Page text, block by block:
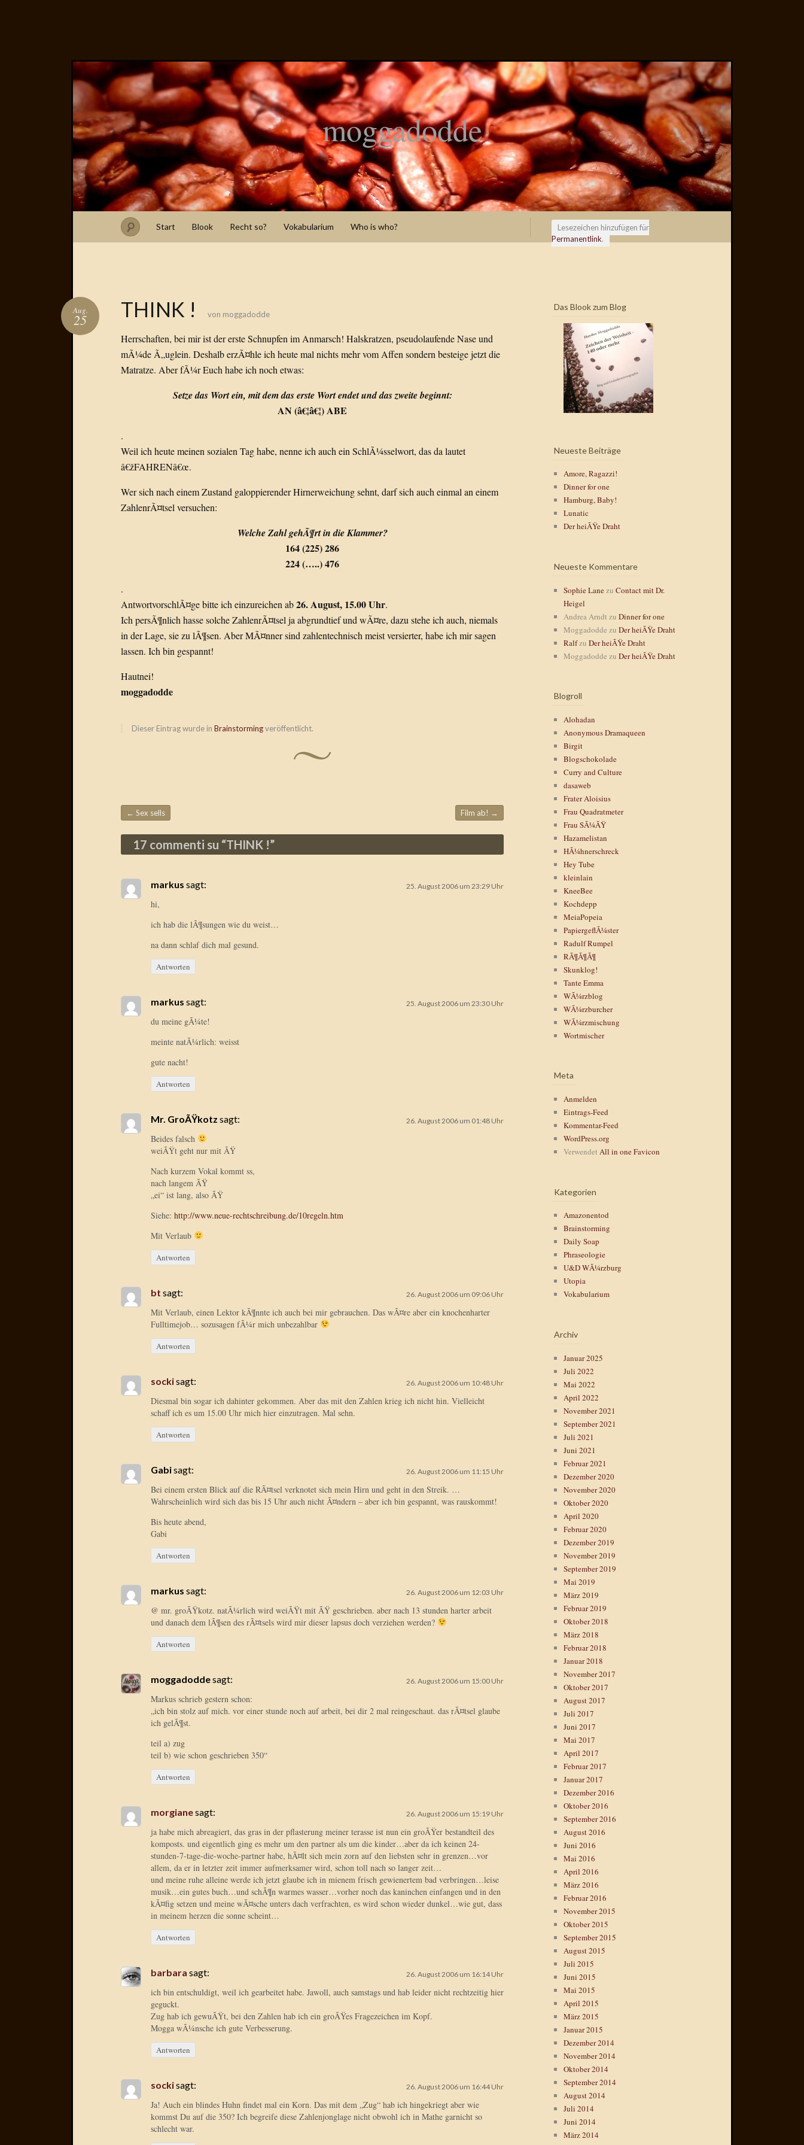
moggadodde
Start Blook Recht so? Vokabularium Who is who?
Lesezeichen hinzufügen für
Permanentlink.
THINK !
Aug.
25 von moggadodde
Herrschaften, bei mir ist der erste Schnupfen im Anmarsch! Halskratzen, pseudolaufende Nase und
mÃ¼de Ã„uglein. Deshalb erzÃ¤hle ich heute mal nichts mehr vom Affen sondern besteige jetzt die
Matratze. Aber fÃ¼r Euch habe ich noch etwas:
Setze das Wort ein, mit dem das erste Wort endet und das zweite beginnt:
AN (â€¦â€¦) ABE
.
Weil ich heute meinen sozialen Tag habe, nenne ich auch ein SchlÃ¼sselwort, das da lautet
â€žFAHRENâ€œ.
Wer sich nach einem Zustand galoppierender Hirnerweichung sehnt, darf sich auch einmal an einem
ZahlenrÃ¤tsel versuchen:
Welche Zahl gehÃ¶rt in die Klammer?
164 (225) 286
224 (…..) 476
.
AntwortvorschlÃ¤ge bitte ich einzureichen ab26. August, 15.00 Uhr.
Ich persÃ¶nlich hasse solche ZahlenrÃ¤tsel ja abgrundtief und wÃ¤re, dazu stehe ich auch, niemals
in der Lage, sie zu lÃ¶sen. Aber MÃ¤nner sind zahlentechnisch meist versierter, habe ich mir sagen
lassen. Ich bin gespannt!
Hautnei!
moggadodde
Dieser Eintrag wurde in Brainstormingveröffentlicht.
Beitragsnavigation
← Sex sells Film ab! →
17 commenti su “THINK !”
markus sagt: 25. August 2006 um 23:29 Uhr
hi,
ich hab die lÃ¶sungen wie du weist…
na dann schlaf dich mal gesund.
Antworten
markus sagt: 25. August 2006 um 23:30 Uhr
du meine gÃ¼te!
meinte natÃ¼rlich: weisst
gute nacht!
Antworten
Mr. GroÃŸkotz sagt: 26. August 2006 um 01:48 Uhr
Beides falsch
weiÃŸt geht nur mit ÃŸ
Nach kurzem Vokal kommt ss,
nach langem ÃŸ
„ei“ ist lang, also ÃŸ
Siehe: http://www.neue-rechtschreibung.de/10regeln.htm
Mit Verlaub
Antworten
bt sagt: 26. August 2006 um 09:06 Uhr
Mit Verlaub, einen Lektor kÃ¶nnte ich auch bei mir gebrauchen. Das wÃ¤re aber ein knochenharter
Fulltimejob… sozusagen fÃ¼r mich unbezahlbar
Antworten
sockisagt: 26. August 2006 um 10:48 Uhr
Diesmal bin sogar ich dahinter gekommen. Aber das mit den Zahlen krieg ich nicht hin. Vielleicht
schaff ich es um 15.00 Uhr mich hier einzutragen. Mal sehn.
Antworten
Gabisagt: 26. August 2006 um 11:15 Uhr
Bei einem ersten Blick auf die RÃ¤tsel verknotet sich mein Hirn und geht in den Streik. …
Wahrscheinlich wird sich das bis 15 Uhr auch nicht Ã¤ndern – aber ich bin gespannt, was rauskommt!
Bis heute abend,
Gabi
Antworten
markus sagt: 26. August 2006 um 12:03 Uhr
@ mr. groÃŸkotz. natÃ¼rlich wird weiÃŸt mit ÃŸ geschrieben. aber nach 13 stunden harter arbeit
und danach dem lÃ¶sen des rÃ¤tsels wird mir dieser lapsus doch verziehen werden?
Antworten
moggadoddesagt: 26. August 2006 um 15:00 Uhr
Markus schrieb gestern schon:
„ich bin stolz auf mich. vor einer stunde noch auf arbeit, bei dir 2 mal reingeschaut. das rÃ¤tsel glaube
ich gelÃ¶st.
teil a) zug
teil b) wie schon geschrieben 350“
Antworten
morgianesagt: 26. August 2006 um 15:19 Uhr
ja habe mich abreagiert, das gras in der pflasterung meiner terasse ist nun ein groÃŸer bestandteil des
komposts. und eigentlich ging es mehr um den partner als um die kinder…aber da ich keinen 24-
stunden-7-tage-die-woche-partner habe, hÃ¤lt sich mein zorn auf den liebsten sehr in grenzen…vor
allem, da er in letzter zeit immer aufmerksamer wird, schon toll nach so langer zeit…
und meine ruhe alleine werde ich jetzt glaube ich in mienem frisch gewienertem bad verbringen…leise
musik…ein gutes buch…und schÃ¶n warmes wasser…vorher noch das kaninchen einfangen und in den
kÃ¤fig setzen und meine wÃ¤sche unters dach verfrachten, es wird schon wieder dunkel…wie gut, dass
in meinem herzen die sonne scheint…
Antworten
barbara sagt: 26. August 2006 um 16:14 Uhr
ich bin entschuldigt, weil ich gearbeitet habe. Jawoll, auch samstags und hab leider nicht rechtzeitig hier
geguckt.
Zug hab ich gewuÃŸt, bei den Zahlen hab ich ein groÃŸes Fragezeichen im Kopf.
Mogga wÃ¼nsche ich gute Verbesserung.
Antworten
sockisagt: 26. August 2006 um 16:44 Uhr
Ja! Auch ein blindes Huhn findet mal ein Korn. Das mit dem „Zug“ hab ich hingekriegt aber wie
kommst Du auf die 350? Ich begreife diese Zahlenjonglage nicht obwohl ich in Mathe garnicht so
schlecht war.
Das Blook zum Blog
Neueste Beiträge
Amore, Ragazzi!
Dinner for one
Hamburg, Baby!
Lunatic
Der heiÃŸe Draht
Neueste Kommentare
Sophie Lanezu Contact mit Dr.
Heigel
Andrea Arndt zu Dinner for one
Moggadodde zu Der heiÃŸe Draht
Ralfzu Der heiÃŸe Draht
Moggadodde zu Der heiÃŸe Draht
Blogroll
Alohadan
Anonymous Dramaqueen
Birgit
Blogschokolade
Curry and Culture
dasaweb
Frater Aloisius
Frau Quadratmeter
Frau SÃ¼ÃŸ
Hazamelistan
HÃ¼hnerschreck
Hey Tube
kleinlain
KneeBee
Kochdepp
MeiaPopeia
PapiergeflÃ¼ster
Radulf Rumpel
RÃ¶Ã¶Ã¶
Skunklog!
Tante Emma
WÃ¼rzblog
WÃ¼rzburcher
WÃ¼rzmischung
Wortmischer
Meta
Anmelden
Eintrags-Feed
Kommentar-Feed
WordPress.org
Verwendet All in one Favicon
Kategorien
Amazonentod
Brainstorming
Daily Soap
Phraseologie
U&D WÃ¼rzburg
Utopia
Vokabularium
Archiv
Januar 2025
Juli 2022
Mai 2022
April 2022
November 2021
September 2021
Juli 2021
Juni 2021
Februar 2021
Dezember 2020
November 2020
Oktober 2020
April 2020
Februar 2020
Dezember 2019
November 2019
September 2019
Mai 2019
März 2019
Februar 2019
Oktober 2018
März 2018
Februar 2018
Januar 2018
November 2017
Oktober 2017
August 2017
Juli 2017
Juni 2017
Mai 2017
April 2017
Februar 2017
Januar 2017
Dezember 2016
Oktober 2016
September 2016
August 2016
Juni 2016
Mai 2016
April 2016
März 2016
Februar 2016
November 2015
Oktober 2015
September 2015
August 2015
Juli 2015
Juni 2015
Mai 2015
April 2015
März 2015
Januar 2015
Dezember 2014
November 2014
Oktober 2014
September 2014
August 2014
Juli 2014
Juni 2014
März 2014